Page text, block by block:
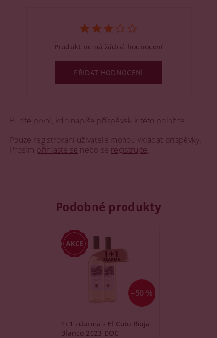
Buďte první, kdo napíše příspěvek k této položce.
Pouze registrovaní uživatelé mohou vkládat příspěvky.
Prosím přihlaste se nebo se registrujte
Produkt nemá žádná hodnocení
PŘIDAT HODNOCENÍ
Podobné produkty
–50 %
1+1 zdarma - El Coto Rioja
Blanco 2023 DOC